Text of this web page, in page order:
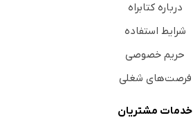
درباره کتابراه
شرایط استفاده
حریم خصوصی
فرصت‌های شغلی
خدمات مشتریان